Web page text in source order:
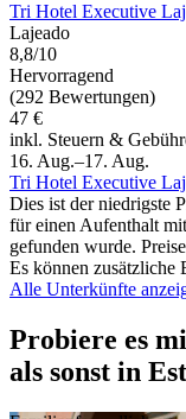
Tri Hotel Executive
Lajeado
8,8/10
Hervorragend
(292 Bewertungen)
47 €
inkl. Steuern &
16. Aug.–17. Aug.
Tri Hotel Executive
Dies ist der niedrigste
für einen Aufenthalt
gefunden wurde.
Es können zusätzliche
Alle Unterkünfte
Probiere es
als sonst in